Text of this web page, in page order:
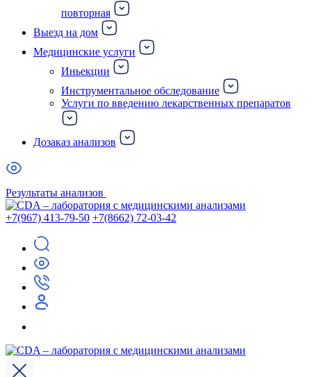
повторная
Выезд на дом
Медицинские услуги
Иньекции
Инструментальное обследование
Услуги по введению лекарственных препаратов
Дозаказ анализов
Результаты анализов
+7(967) 413-79-50 +7(8662) 72-03-42